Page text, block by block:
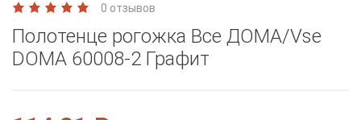
0 отзывов
Полотенце рогожка Все ДОМА/Vse
DOMA 60008-2 Графит